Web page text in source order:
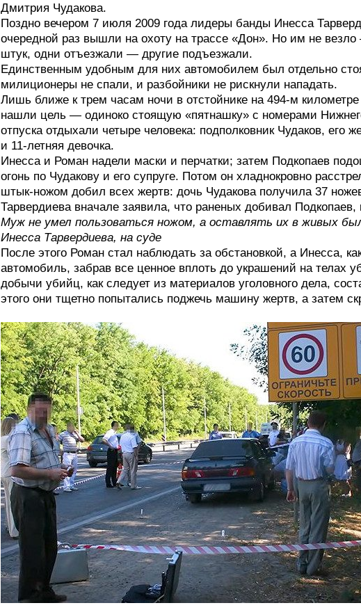
Дмитрия Чудакова.
Поздно вечером 7 июля 2009 года лидеры банды Инесса
очередной раз вышли на охоту на трассе «Дон». Но им не
штук, одни отъезжали — другие подъезжали.
Единственным удобным для них автомобилем был отдельно
милиционеры не спали, и разбойники не рискнули нападать.
Лишь ближе к трем часам ночи в отстойнике на 494-м
нашли цель — одиноко стоящую «пятнашку» с номерами
отпуска отдыхали четыре человека: подполковник Чудаков, его
и 11-летняя девочка.
Инесса и Роман надели маски и перчатки; затем Подкопаев
огонь по Чудакову и его супруге. Потом он хладнокровно
штык-ножом добил всех жертв: дочь Чудакова получила 37
Тарвердиева вначале заявила, что раненых добивал
Муж не умел пользоваться ножом, а оставлять их в живых
Инесса Тарвердиева, на суде
После этого Роман стал наблюдать за обстановкой, а Инесса,
автомобиль, забрав все ценное вплоть до украшений на телах
добычи убийц, как следует из материалов уголовного дела,
этого они тщетно попытались поджечь машину жертв, а затем